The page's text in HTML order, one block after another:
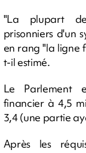
"La plupart
prisonniers d'un
en rang "la ligne
t-il estimé.
Le Parlement
financier à 4,5
3,4 (une partie
Après les